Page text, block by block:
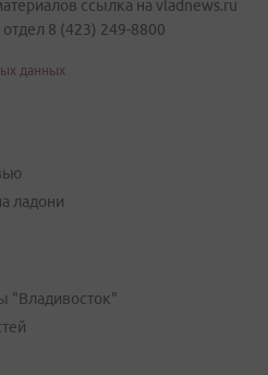
ссылка на vladnews.ru
8 (423) 249-8800
данных
ладони
"Владивосток"